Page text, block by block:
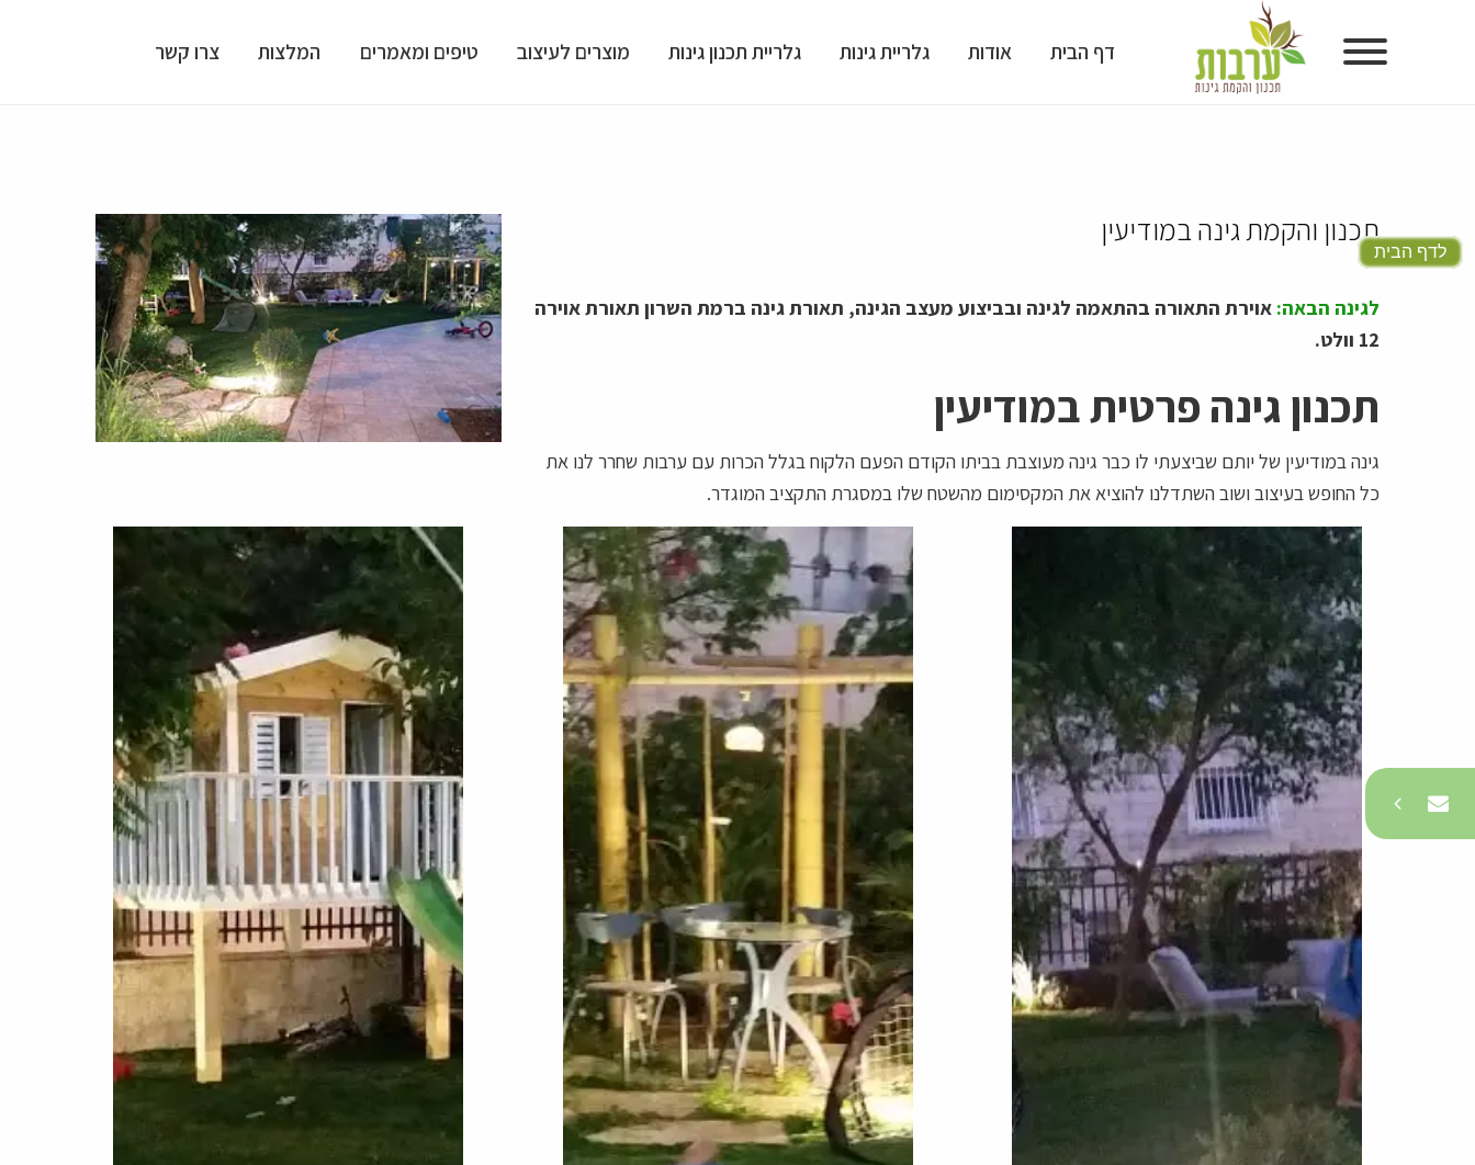
גלריית גינות
מוצרים לעיצוב גינות
טיפים ומאמרים
המלצות
צרו קשר
דף הבית אודות גלריית גינות גלריית תכנון גינות מוצרים לעיצוב טיפים ומאמרים המלצות צרו קשר
לדף הבית
תכנון והקמת גינה במודיעין
לגינה הבאה: אוירת התאורה בהתאמה לגינה ובביצוע מעצב הגינה, תאורת גינה ברמת השרון תאורת אוירה
12 וולט.
תכנון גינה פרטית במודיעין
גינה במודיעין של יותם שביצעתי לו כבר גינה מעוצבת בביתו הקודם הפעם הלקוח בגלל הכרות עם ערבות שחרר לנו את
כל החופש בעיצוב ושוב השתדלנו להוציא את המקסימום מהשטח שלו במסגרת התקציב המוגדר.